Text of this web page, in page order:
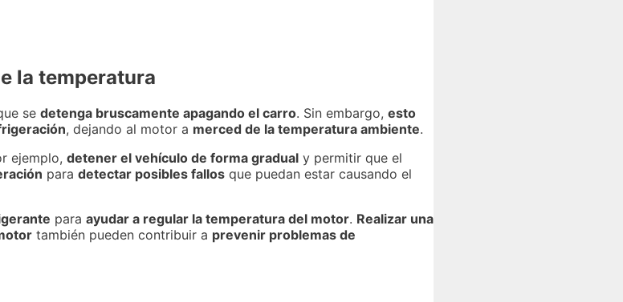
la temperatura
se detenga bruscamente apagando el carro. Sin embargo, esto
, dejando al motor a merced de la temperatura ambiente.
ejemplo, detener el vehículo de forma gradual y permitir que el
para detectar posibles fallos que puedan estar causando el
para ayudar a regular la temperatura del motor. Realizar una
también pueden contribuir a prevenir problemas de